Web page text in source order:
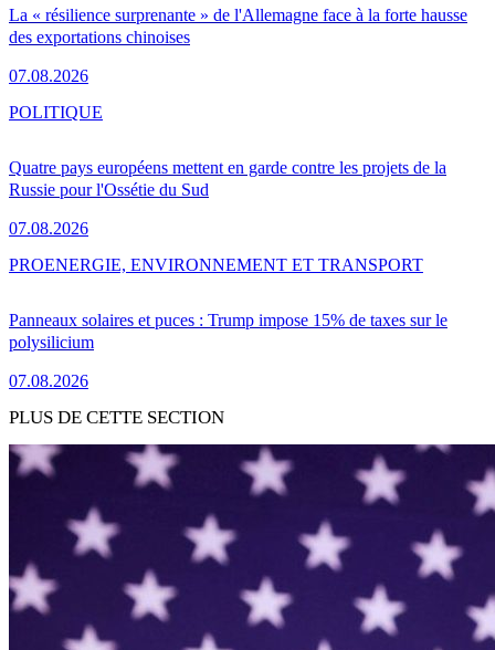
La « résilience surprenante » de l'Allemagne face à la forte hausse
des exportations chinoises
07.08.2026
Quatre pays européens mettent en garde contre les projets de la
Russie pour l'Ossétie du Sud
07.08.2026
POLITIQUE
Panneaux solaires et puces : Trump impose 15% de taxes sur le
polysilicium
07.08.2026
PROENERGIE, ENVIRONNEMENT ET TRANSPORT
PLUS DE CETTE SECTION